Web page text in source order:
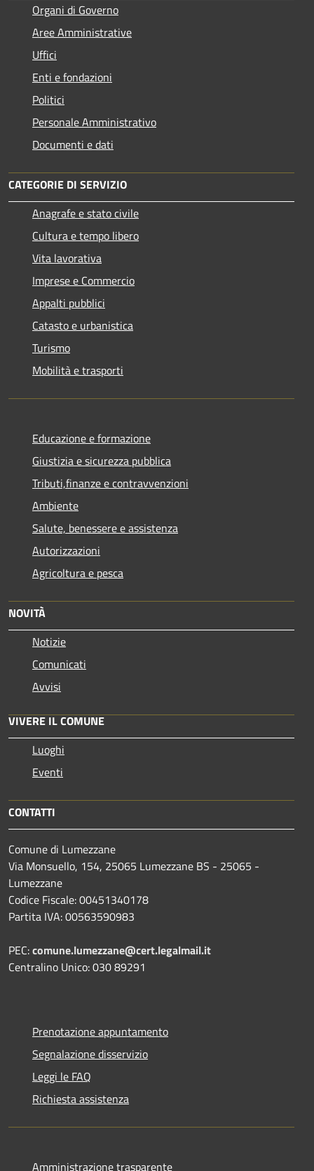
Organi di Governo
Aree Amministrative
Uffici
Enti e fondazioni
Politici
Personale Amministrativo
Documenti e dati
CATEGORIE DI SERVIZIO
Anagrafe e stato civile
Cultura e tempo libero
Vita lavorativa
Imprese e Commercio
Appalti pubblici
Catasto e urbanistica
Turismo
Mobilità e trasporti
Educazione e formazione
Giustizia e sicurezza pubblica
Tributi,finanze e contravvenzioni
Ambiente
Salute, benessere e assistenza
Autorizzazioni
Agricoltura e pesca
NOVITÀ
Notizie
Comunicati
Avvisi
VIVERE IL COMUNE
Luoghi
Eventi
CONTATTI
Comune di Lumezzane
Via Monsuello, 154, 25065 Lumezzane BS - 25065 -
Lumezzane
Codice Fiscale: 00451340178
Partita IVA: 00563590983
PEC:comune.lumezzane@cert.legalmail.it
Centralino Unico: 030 89291
Prenotazione appuntamento
Segnalazione disservizio
Leggi le FAQ
Richiesta assistenza
Amministrazione trasparente